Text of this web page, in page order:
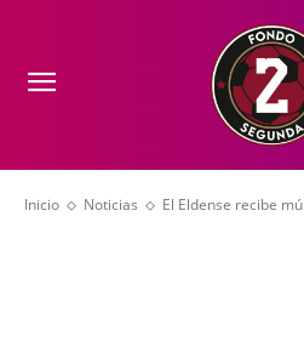
Inicio Noticias El Eldense recibe